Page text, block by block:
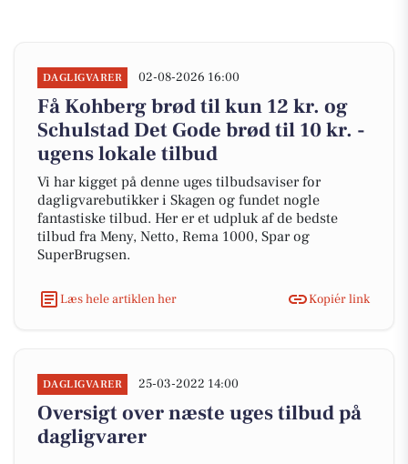
DAGLIGVARER 02-08-2026 16:00
Få Kohberg brød til kun 12 kr. og
Schulstad Det Gode brød til 10 kr. -
ugens lokale tilbud
Vi har kigget på denne uges tilbudsaviser for
dagligvarebutikker i Skagen og fundet nogle
fantastiske tilbud. Her er et udpluk af de bedste
tilbud fra Meny, Netto, Rema 1000, Spar og
SuperBrugsen.
Læs hele artiklen her Kopiér link
DAGLIGVARER 25-03-2022 14:00
Oversigt over næste uges tilbud på
dagligvarer